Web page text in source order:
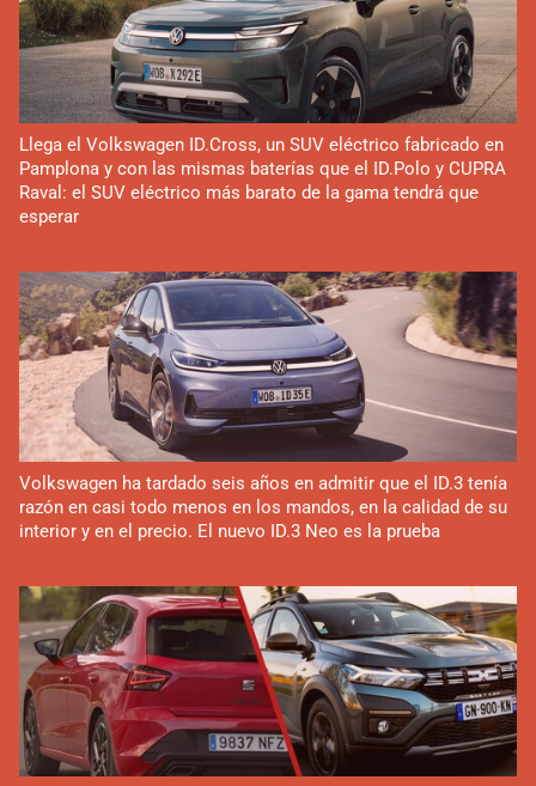
Llega el Volkswagen ID.Cross, un SUV eléctrico fabricado en
Pamplona y con las mismas baterías que el ID.Polo y CUPRA
Raval: el SUV eléctrico más barato de la gama tendrá que
esperar
Volkswagen ha tardado seis años en admitir que el ID.3 tenía
razón en casi todo menos en los mandos, en la calidad de su
interior y en el precio. El nuevo ID.3 Neo es la prueba